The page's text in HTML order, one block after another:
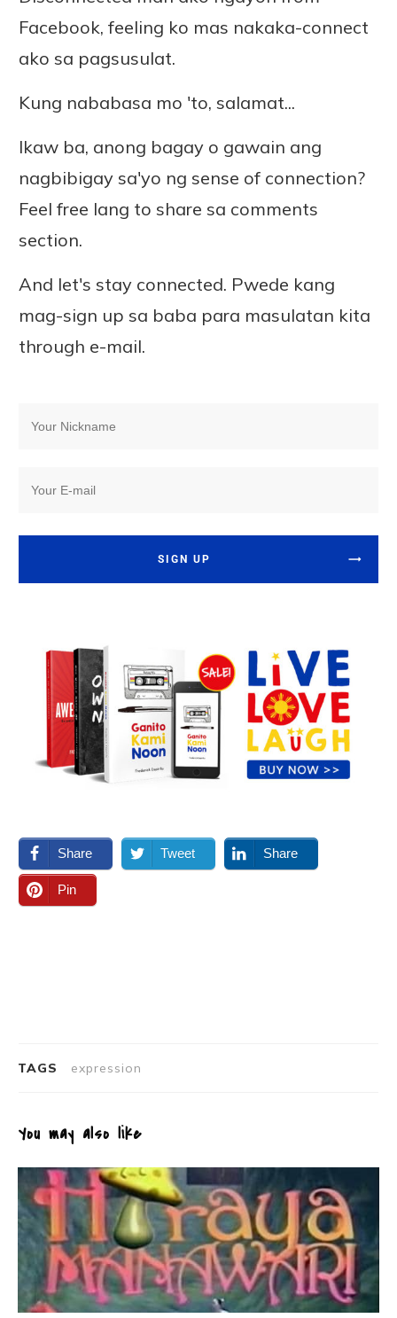
Facebook, feeling ko mas nakaka-connect
ako sa pagsusulat.
Kung nababasa mo 'to, salamat...
Ikaw ba, anong bagay o gawain ang
nagbibigay sa'yo ng sense of connection?
Feel free lang to share sa comments
section.
And let's stay connected. Pwede kang
mag-sign up sa baba para masulatan kita
through e-mail.
SIGN UP
Share Tweet Share
Pin
TAGS expression
You may also like